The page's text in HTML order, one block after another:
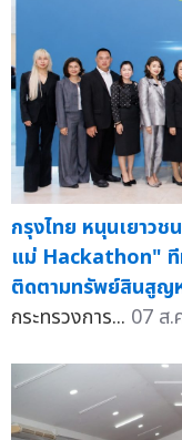
กรุงไทย หนุนเยาว
แม่ Hackathon" ที
ติดตามทรัพย์สินสูญ
กระทรวงการ... 07 ส.